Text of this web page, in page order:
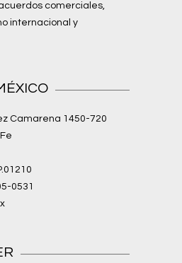
comerciales,
internacional y
Camarena 1450-720
0531